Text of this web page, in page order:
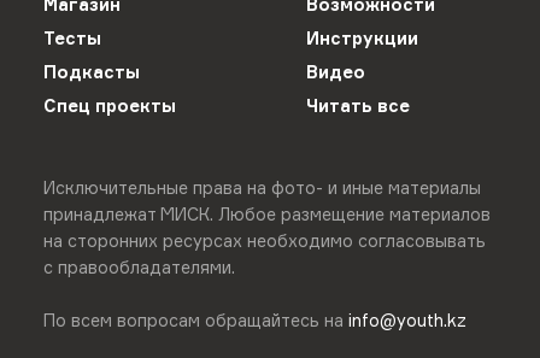
Магазин
Возможности
Тесты
Инструкции
Подкасты
Видео
Спец проекты
Читать все
Исключительные права на фото- и иные материалы
принадлежат МИСК. Любое размещение материалов
на сторонних ресурсах необходимо согласовывать
с правообладателями.
По всем вопросам обращайтесь на info@youth.kz